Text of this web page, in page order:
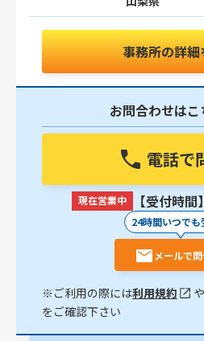
事務所の詳細
お問合わせはこ
電話で
現在営業中 【受付時
24時間いつでも
メールで
※ご利用の際には利用規約
をご確認下さい